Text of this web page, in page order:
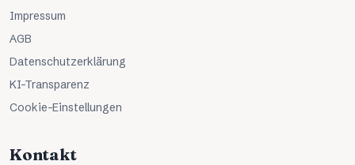
Impressum
AGB
Datenschutzerklärung
KI-Transparenz
Cookie-Einstellungen
Kontakt